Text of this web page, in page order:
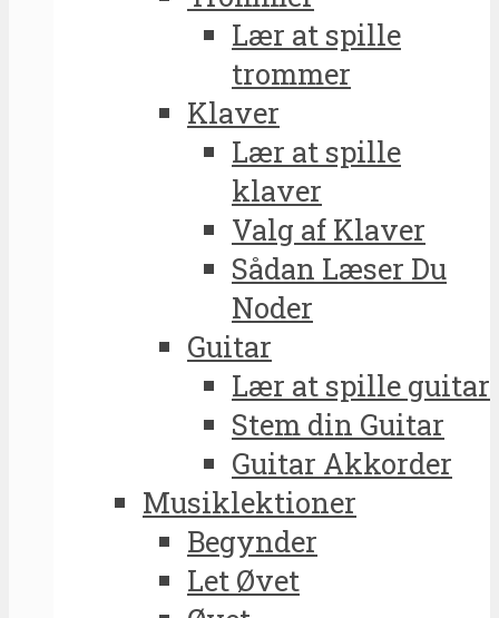
Lær at spille
trommer
Klaver
Lær at spille
klaver
Valg af Klaver
Sådan Læser Du
Noder
Guitar
Lær at spille guitar
Stem din Guitar
Guitar Akkorder
Musiklektioner
Begynder
Let Øvet